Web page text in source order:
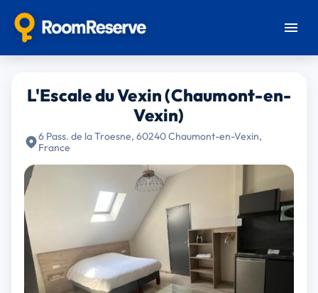
L'Escale du Vexin (Chaumont-en-
Vexin)
6 Pass. de la Troesne, 60240 Chaumont-en-Vexin,
France